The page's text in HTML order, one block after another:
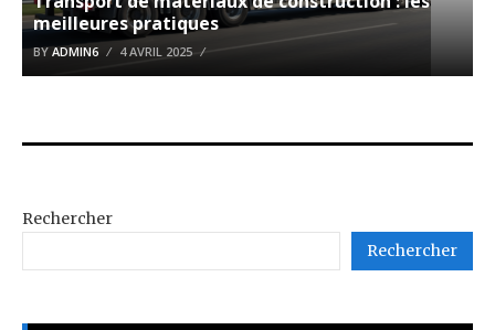
meilleures pratiques
BYADMIN6 4 AVRIL 2025
Rechercher
Rechercher